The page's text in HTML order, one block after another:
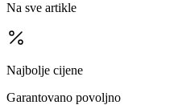
Na sve artikle
Najbolje cijene
Garantovano povoljno